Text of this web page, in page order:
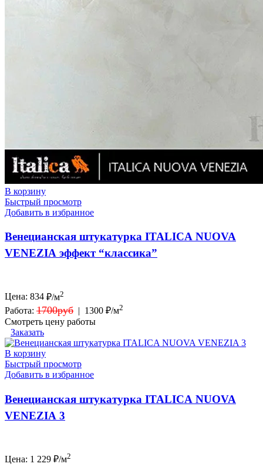
В корзину
Быстрый просмотр
Добавить в избранное
Венецианская штукатурка ITALICA NUOVA
VENEZIA эффект “классика”
Цена: 834 ₽/м2
Работа: 1700руб | 1300 ₽/м2
Смотреть цену работы
Заказать
В корзину
Быстрый просмотр
Добавить в избранное
Венецианская штукатурка ITALICA NUOVA
VENEZIA 3
Цена: 1 229 ₽/м2